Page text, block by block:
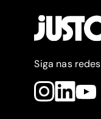
Siga nas